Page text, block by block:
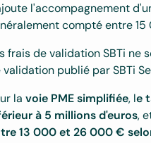
l'accompagnement
compté entre
frais de validation SBTi ne
validation publié par SBTi
la voie PME simplifiée, le
à 5 millions d'euros,
13 000 et 26 000 €